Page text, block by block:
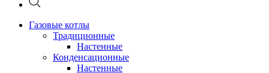
Газовые котлы
Традиционные
Настенные
Конденсационные
Настенные